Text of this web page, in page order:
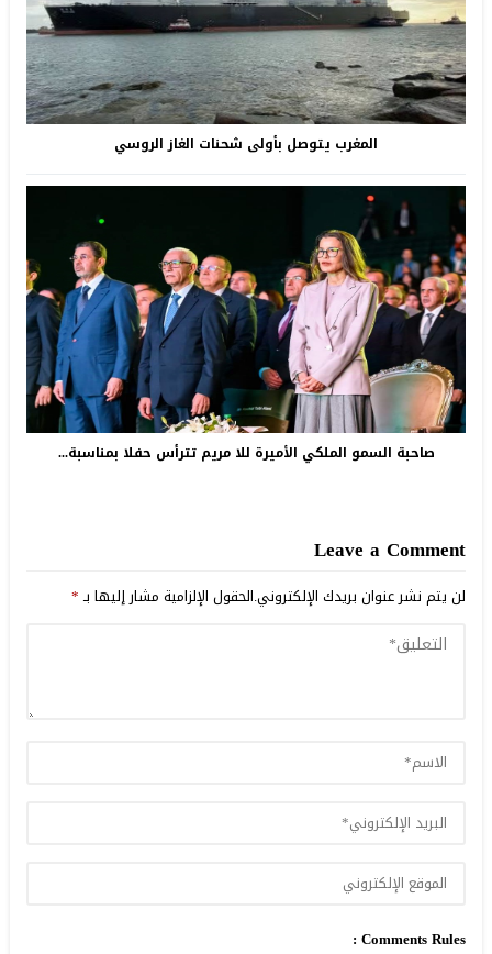
المغرب يتوصل بأولى شحنات الغاز الروسي
صاحبة السمو الملكي الأميرة للا مريم تترأس حفلا بمناسبة...
Leave a Comment
لن يتم نشر عنوان بريدك الإلكتروني.الحقول الإلزامية مشار إليها بـ*
Comments Rules :